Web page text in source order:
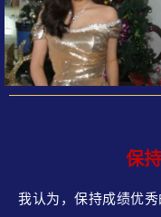
保
我认为，保持成绩优